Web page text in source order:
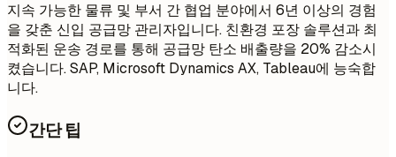
지속 가능한 물류 및 부서 간 협업 분야에서 6년 이상의 경험
을 갖춘 신입 공급망 관리자입니다. 친환경 포장 솔루션과 최
적화된 운송 경로를 통해 공급망 탄소 배출량을 20% 감소시
켰습니다. SAP, Microsoft Dynamics AX, Tableau에 능숙합
니다.
간단 팁